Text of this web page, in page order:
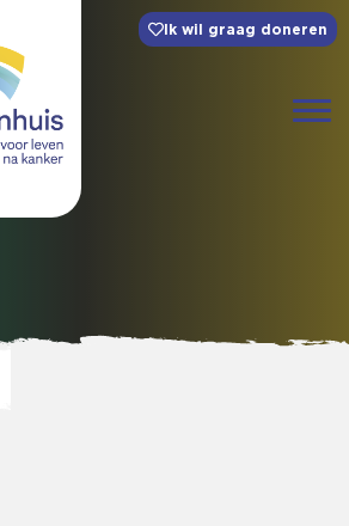
Ik wil graag doneren